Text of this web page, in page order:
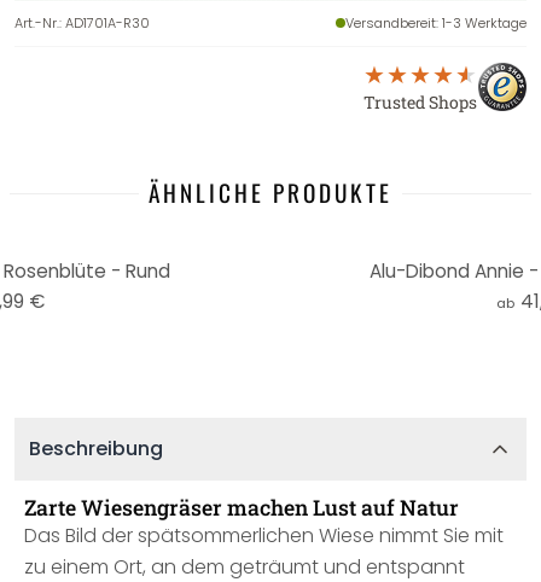
Art.-Nr.:AD1701A-R30 Versandbereit: 1-3 Werktage
Trusted Shops
ÄHNLICHE PRODUKTE
- Rund
€
Alu-Dibond Annie
ab
Beschreibung
Zarte Wiesengräser machen Lust auf Natur
Das Bild der spätsommerlichen Wiese nimmt Sie mit
zu einem Ort, an dem geträumt und entspannt